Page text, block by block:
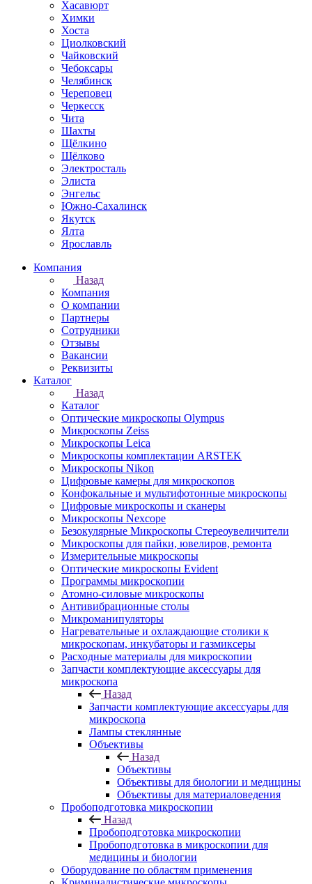
Хасавюрт
Химки
Хоста
Циолковский
Чайковский
Чебоксары
Челябинск
Череповец
Черкесск
Чита
Шахты
Щёлкино
Щёлково
Электросталь
Элиста
Энгельс
Южно-Сахалинск
Якутск
Ялта
Ярославль
Компания
Назад
Компания
О компании
Партнеры
Сотрудники
Отзывы
Вакансии
Реквизиты
Каталог
Назад
Каталог
Оптические микроскопы Olympus
Микроскопы Zeiss
Микроскопы Leica
Микроскопы комплектации ARSTEK
Микроскопы Nikon
Цифровые камеры для микроскопов
Конфокальные и мультифотонные микроскопы
Цифровые микроскопы и сканеры
Микроскопы Nexcope
Безокулярные Микроскопы Стереоувеличители
Микроскопы для пайки, ювелиров, ремонта
Измерительные микроскопы
Оптические микроскопы Evident
Программы микроскопии
Атомно-силовые микроскопы
Антивибрационные столы
Микроманипуляторы
Нагревательные и охлаждающие столики к
микроскопам, инкубаторы и газмиксеры
Расходные материалы для микроскопии
Запчасти комплектующие аксессуары для
микроскопа
Назад
Запчасти комплектующие аксессуары для
микроскопа
Лампы стеклянные
Объективы
Назад
Объективы
Объективы для биологии и медицины
Объективы для материаловедения
Пробоподготовка микроскопии
Назад
Пробоподготовка микроскопии
Пробоподготовка в микроскопии для
медицины и биологии
Оборудование по областям применения